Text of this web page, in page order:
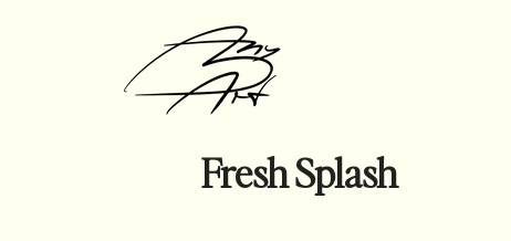
Fresh Splash